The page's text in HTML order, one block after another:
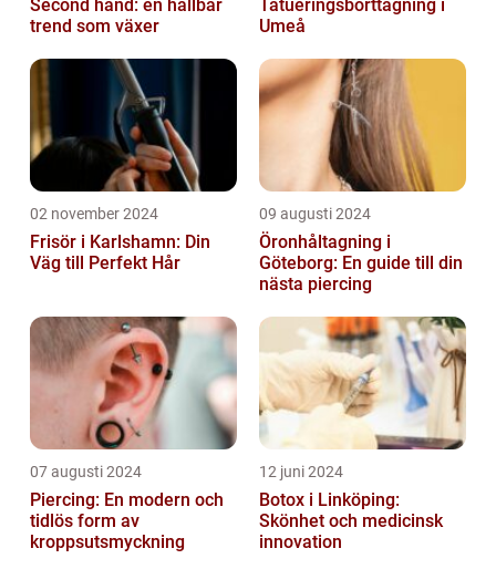
Second hand: en hållbar
trend som växer
Tatueringsborttagning i
Umeå
02 november 2024
Frisör i Karlshamn: Din
Väg till Perfekt Hår
09 augusti 2024
Öronhåltagning i
Göteborg: En guide till din
nästa piercing
07 augusti 2024
Piercing: En modern och
tidlös form av
kroppsutsmyckning
12 juni 2024
Botox i Linköping:
Skönhet och medicinsk
innovation